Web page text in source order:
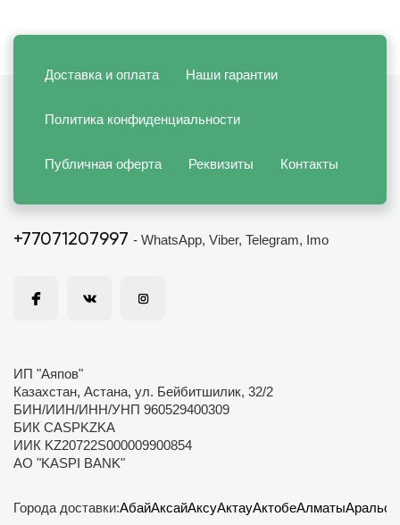
Доставка и оплата Наши гарантии
Политика конфиденциальности
Публичная оферта Реквизиты Контакты
+77071207997 - WhatsApp, Viber, Telegram, Imo
ИП "Аяпов"
Казахстан, Астана, ул. Бейбитшилик, 32/2
БИН/ИИН/ИНН/УНП 960529400309
БИК CASPKZKA
ИИК KZ20722S000009900854
АО "KASPI BANK"
Города доставки:АбайАксайАксуАктауАктобеАлматыАральск